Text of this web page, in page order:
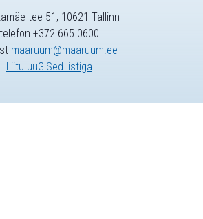
tee 51, 10621 Tallinn
telefon +372 665 0600
maaruum@maaruum.ee
Liitu uuGISed listiga